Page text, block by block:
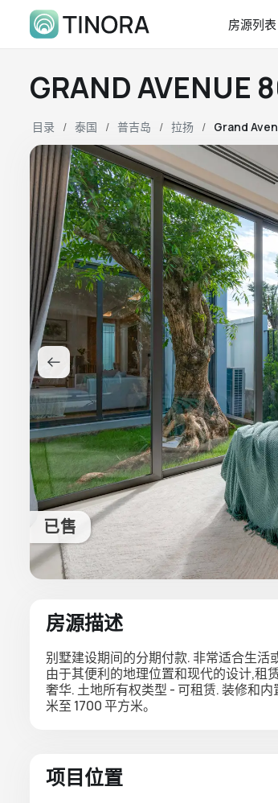
房源列表
GRAND AVENUE
目录 泰国 普吉岛 拉扬 Grand
已售
房源描述
别墅建设期间的分期付款. 非常适合生活
由于其便利的地理位置和现代的设计,租
奢华. 土地所有权类型 - 可租赁. 装修和
米至 1700 平方米。
项目位置